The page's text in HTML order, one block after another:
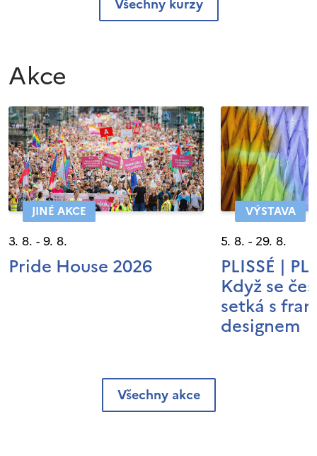
Akce
JINÉ AKCE
3. 8. - 9. 8.
Pride House 2026
VÝSTAVA
5. 8. - 29. 8.
PLISSÉ |
Když se
setká s
designem
Všechny akce